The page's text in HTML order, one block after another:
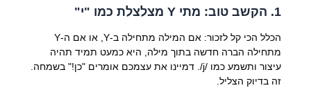
1. הקשב טוב: מתי Y מצלצלת כמו "י"
הכלל הכי קל לזכור: אם המילה מתחילה ב-Y, או אם ה-Y
מתחילה הברה חדשה בתוך מילה, היא כמעט תמיד תהיה
עיצור ותשמע כמו /j/. דמיינו את עצמכם אומרים "כן!" בשמחה.
זה בדיוק הצליל.